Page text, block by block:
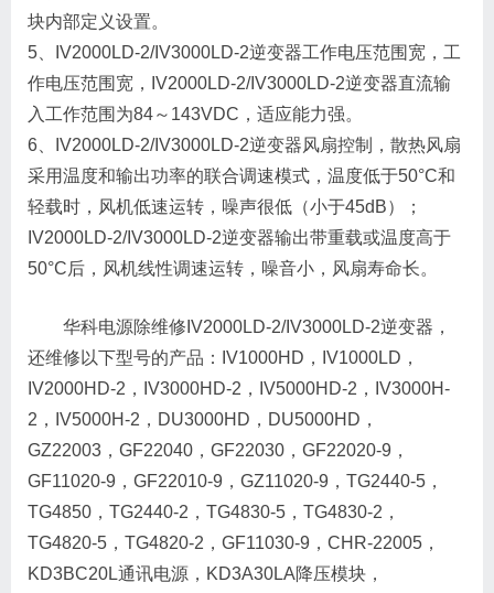
块内部定义设置。
5、IV2000LD-2/IV3000LD-2逆变器工作电压范围宽，工
作电压范围宽，IV2000LD-2/IV3000LD-2逆变器直流输
入工作范围为84～143VDC，适应能力强。
6、IV2000LD-2/IV3000LD-2逆变器风扇控制，散热风扇
采用温度和输出功率的联合调速模式，温度低于50°C和
轻载时，风机低速运转，噪声很低（小于45dB）；
IV2000LD-2/IV3000LD-2逆变器输出带重载或温度高于
50°C后，风机线性调速运转，噪音小，风扇寿命长。
华科电源除维修IV2000LD-2/IV3000LD-2逆变器，
还维修以下型号的产品：IV1000HD，IV1000LD，
IV2000HD-2，IV3000HD-2，IV5000HD-2，IV3000H-
2，IV5000H-2，DU3000HD，DU5000HD，
GZ22003，GF22040，GF22030，GF22020-9，
GF11020-9，GF22010-9，GZ11020-9，TG2440-5，
TG4850，TG2440-2，TG4830-5，TG4830-2，
TG4820-5，TG4820-2，GF11030-9，CHR-22005，
KD3BC20L通讯电源，KD3A30LA降压模块，